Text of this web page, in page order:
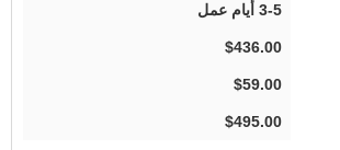
3-5 أيام عمل
$436.00
$59.00
$495.00